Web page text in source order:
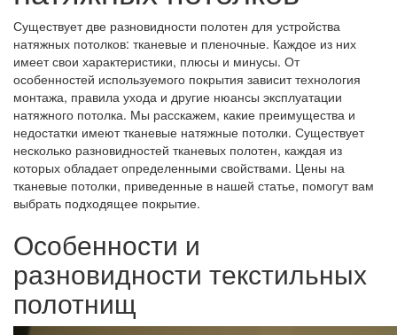
Существует две разновидности полотен для устройства
натяжных потолков: тканевые и пленочные. Каждое из них
имеет свои характеристики, плюсы и минусы. От
особенностей используемого покрытия зависит технология
монтажа, правила ухода и другие нюансы эксплуатации
натяжного потолка. Мы расскажем, какие преимущества и
недостатки имеют тканевые натяжные потолки. Существует
несколько разновидностей тканевых полотен, каждая из
которых обладает определенными свойствами. Цены на
тканевые потолки, приведенные в нашей статье, помогут вам
выбрать подходящее покрытие.
Особенности и
разновидности текстильных
полотнищ